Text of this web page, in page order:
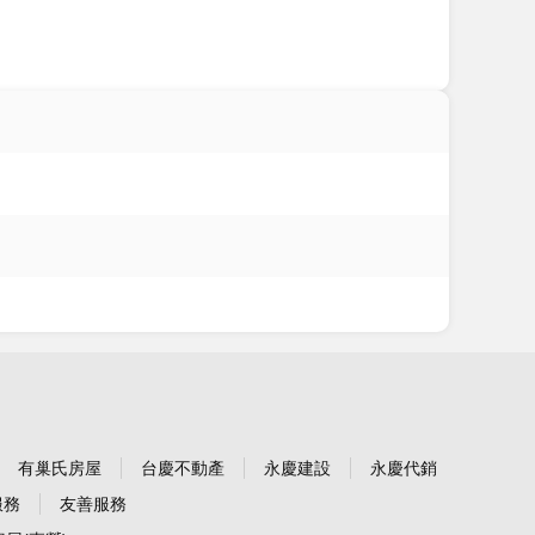
有巢氏房屋 台慶不動產 永慶建設
永慶代銷
友善服務